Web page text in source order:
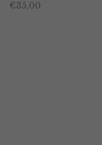
€35,00